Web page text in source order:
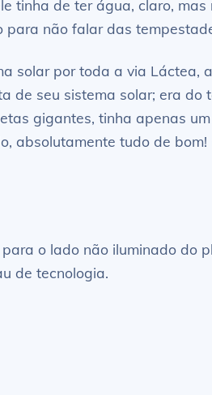
tinha de ter água, claro,
para não falar das
solar por toda a via Láctea,
de seu sistema solar; era do
gigantes, tinha apenas
absolutamente tudo de bom!
o lado não iluminado do
de tecnologia.